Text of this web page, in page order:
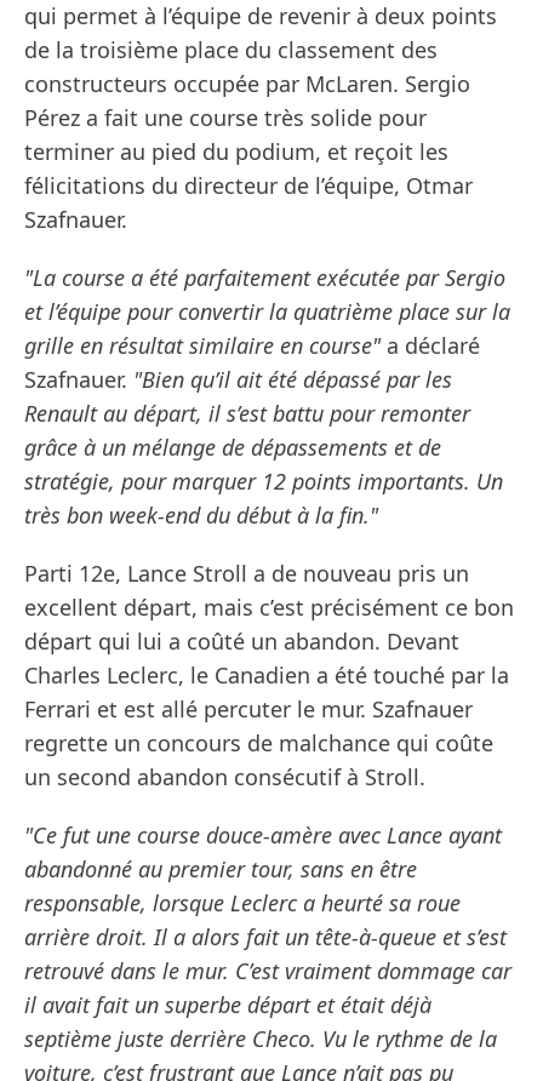
qui permet à l’équipe de revenir à deux points
de la troisième place du classement des
constructeurs occupée par McLaren. Sergio
Pérez a fait une course très solide pour
terminer au pied du podium, et reçoit les
félicitations du directeur de l’équipe, Otmar
Szafnauer.
"La course a été parfaitement exécutée par Sergio
et l’équipe pour convertir la quatrième place sur la
grille en résultat similaire en course"a déclaré
Szafnauer. "Bien qu’il ait été dépassé par les
Renault au départ, il s’est battu pour remonter
grâce à un mélange de dépassements et de
stratégie, pour marquer 12 points importants. Un
très bon week-end du début à la fin."
Parti 12e, Lance Stroll a de nouveau pris un
excellent départ, mais c’est précisément ce bon
départ qui lui a coûté un abandon. Devant
Charles Leclerc, le Canadien a été touché par la
Ferrari et est allé percuter le mur. Szafnauer
regrette un concours de malchance qui coûte
un second abandon consécutif à Stroll.
"Ce fut une course douce-amère avec Lance ayant
abandonné au premier tour, sans en être
responsable, lorsque Leclerc a heurté sa roue
arrière droit. Il a alors fait un tête-à-queue et s’est
retrouvé dans le mur. C’est vraiment dommage car
il avait fait un superbe départ et était déjà
septième juste derrière Checo. Vu le rythme de la
voiture, c’est frustrant que Lance n’ait pas pu